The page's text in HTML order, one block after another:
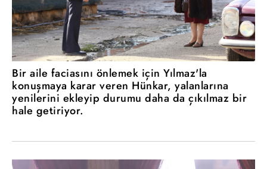
Bir aile faciasını önlemek için Yılmaz'la
konuşmaya karar veren Hünkar, yalanlarına
yenilerini ekleyip durumu daha da çıkılmaz bir
hale getiriyor.